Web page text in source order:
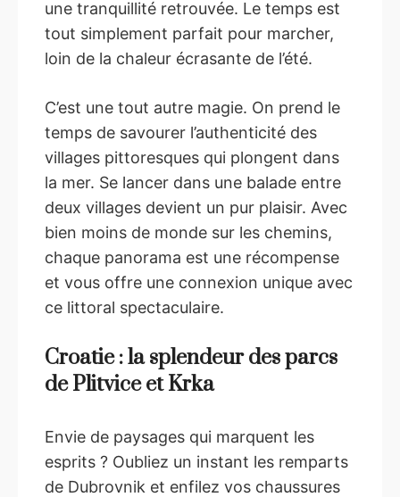
une tranquillité retrouvée. Le temps est
tout simplement parfait pour marcher,
loin de la chaleur écrasante de l’été.
C’est une tout autre magie. On prend le
temps de savourer l’authenticité des
villages pittoresques qui plongent dans
la mer. Se lancer dans une balade entre
deux villages devient un pur plaisir. Avec
bien moins de monde sur les chemins,
chaque panorama est une récompense
et vous offre une connexion unique avec
ce littoral spectaculaire.
Croatie : la splendeur des parcs
de Plitvice et Krka
Envie de paysages qui marquent les
esprits ? Oubliez un instant les remparts
de Dubrovnik et enfilez vos chaussures